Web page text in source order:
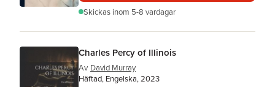
Skickas inom 5-8 vardagar
Charles Percy of Illinois
Av David Murray
Häftad, Engelska, 2023